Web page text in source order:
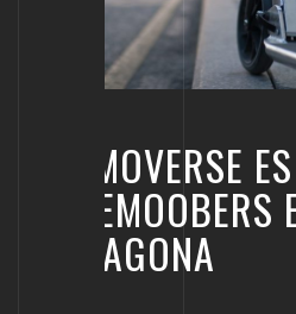
ECO MOVERSE
CON
TARRAGONA